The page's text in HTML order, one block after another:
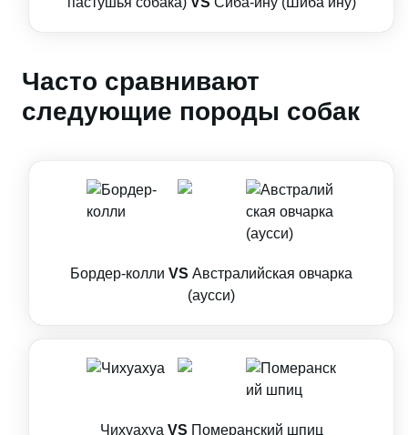
Часто сравнивают
следующие породы собак
Бордер-колли VS Австралийская овчарка
(аусси)
Чихуахуа VS Померанский шпиц